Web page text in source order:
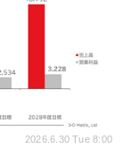
2026.6.30 Tue 8:00